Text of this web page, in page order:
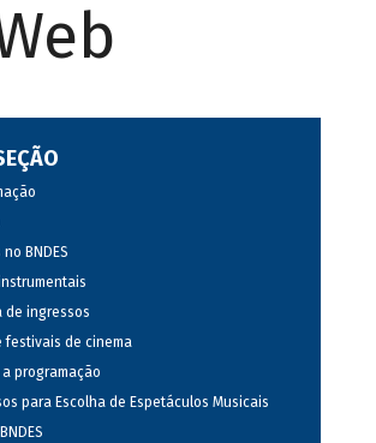
BNDES
de ingressos
festivais de cinema
a programação
para Escolha de Espetáculos Musicais